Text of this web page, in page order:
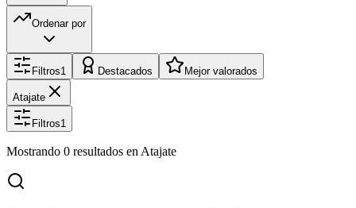
Ordenar por
Filtros1 Destacados Mejor valorados
Atajate
Filtros1
Mostrando 0 resultados en Atajate